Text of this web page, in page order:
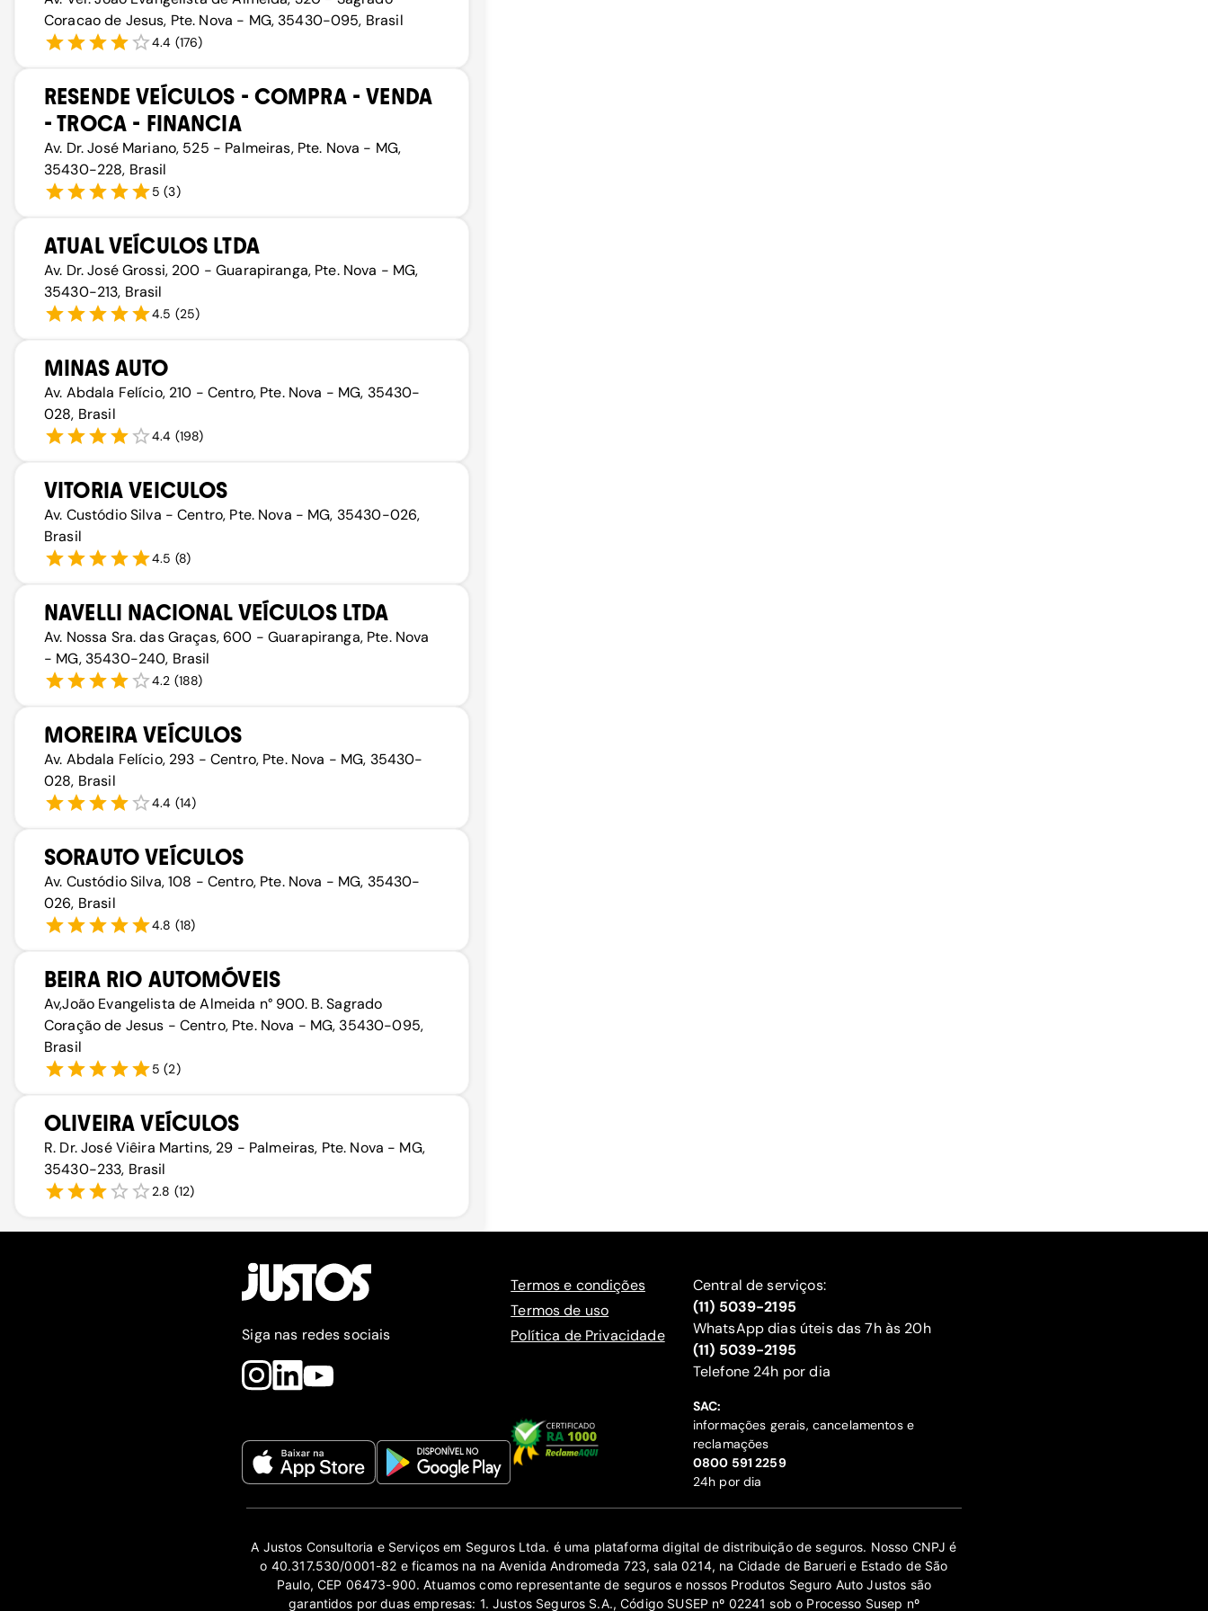
Coracao de Jesus, Pte. Nova - MG, 35430-095, Brasil
4.4 (176)
RESENDE VEÍCULOS - COMPRA - VENDA
- TROCA - FINANCIA
Av. Dr. José Mariano, 525 - Palmeiras, Pte. Nova - MG,
35430-228, Brasil
5 (3)
ATUAL VEÍCULOS LTDA
Av. Dr. José Grossi, 200 - Guarapiranga, Pte. Nova - MG,
35430-213, Brasil
4.5 (25)
MINAS AUTO
Av. Abdala Felício, 210 - Centro, Pte. Nova - MG, 35430-
028, Brasil
4.4 (198)
VITORIA VEICULOS
Av. Custódio Silva - Centro, Pte. Nova - MG, 35430-026,
Brasil
4.5 (8)
NAVELLI NACIONAL VEÍCULOS LTDA
Av. Nossa Sra. das Graças, 600 - Guarapiranga, Pte. Nova
- MG, 35430-240, Brasil
4.2 (188)
MOREIRA VEÍCULOS
Av. Abdala Felício, 293 - Centro, Pte. Nova - MG, 35430-
028, Brasil
4.4 (14)
SORAUTO VEÍCULOS
Av. Custódio Silva, 108 - Centro, Pte. Nova - MG, 35430-
026, Brasil
4.8 (18)
BEIRA RIO AUTOMÓVEIS
Av,João Evangelista de Almeida n° 900. B. Sagrado
Coração de Jesus - Centro, Pte. Nova - MG, 35430-095,
Brasil
5 (2)
OLIVEIRA VEÍCULOS
R. Dr. José Viêira Martins, 29 - Palmeiras, Pte. Nova - MG,
35430-233, Brasil
2.8 (12)
Siga nas redes sociais
Termos e condições
Termos de uso
Política de Privacidade
Central de serviços:
(11) 5039-2195
WhatsApp dias úteis das 7h às 20h
(11) 5039-2195
‍Telefone 24h por dia
SAC:
informações gerais, cancelamentos e
reclamações
‍0800 591 2259
24h por dia
A Justos Consultoria e Serviços em Seguros Ltda. é uma plataforma digital de distribuição de seguros. Nosso CNPJ é
o 40.317.530/0001-82 e ficamos na na Avenida Andromeda 723, sala 0214, na Cidade de Barueri e Estado de São
Paulo, CEP 06473-900. Atuamos como representante de seguros e nossos Produtos Seguro Auto Justos são
garantidos por duas empresas: 1. Justos Seguros S.A., Código SUSEP nº 02241 sob o Processo Susep nº